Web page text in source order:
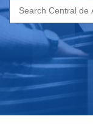
Search
for: